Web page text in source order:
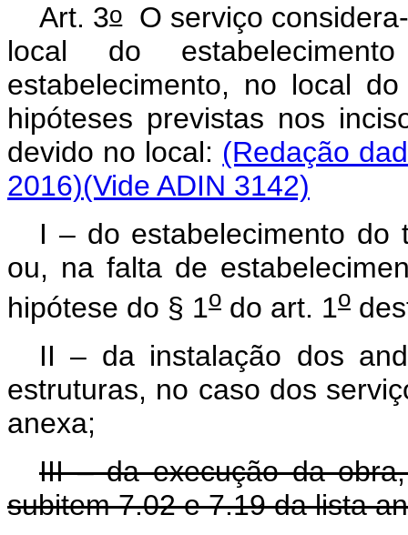
Art. 3oO serviço
local do
estabelecimento, no local
hipóteses previstas nos
devido no local: (Redação
2016)(Vide ADIN 3142)
I – do estabelecimento do
ou, na falta de
hipótese do § 1o do art. 1o
II – da instalação dos
estruturas, no caso dos
anexa;
III – da execução da
subitem 7.02 e 7.19 da lista